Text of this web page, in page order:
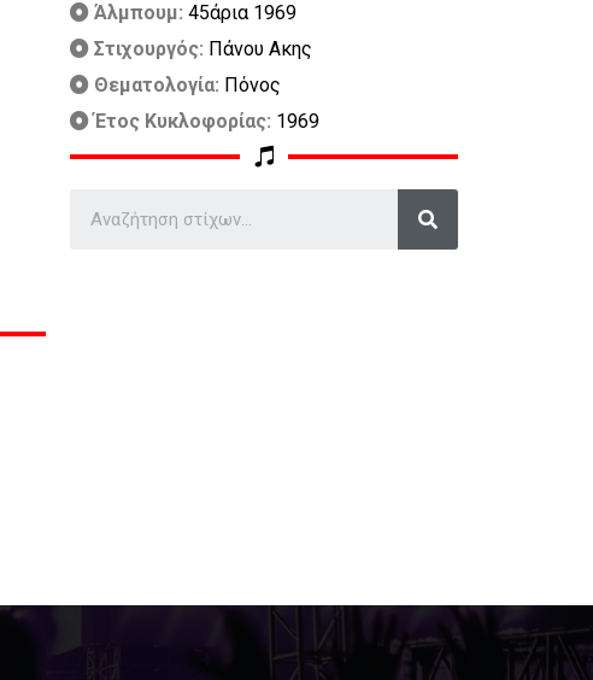
Άλμπουμ: 45άρια 1969
Στιχουργός: Πάνου Ακης
Θεματολογία: Πόνος
Έτος Κυκλοφορίας: 1969